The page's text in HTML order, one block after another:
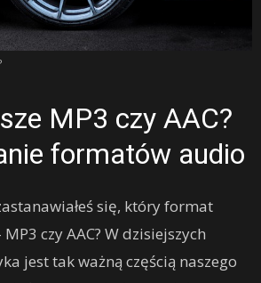
MP3 czy AAC?
formatów audio
się, który format
czy AAC? W dzisiejszych
jest tak ważną częścią naszego